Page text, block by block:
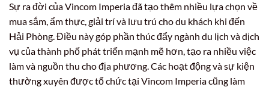
Sự ra đời của Vincom Imperia đã tạo thêm nhiều lựa chọn về
mua sắm, ẩm thực, giải trí và lưu trú cho du khách khi đến
Hải Phòng. Điều này góp phần thúc đẩy ngành du lịch và dịch
vụ của thành phố phát triển mạnh mẽ hơn, tạo ra nhiều việc
làm và nguồn thu cho địa phương. Các hoạt động và sự kiện
thường xuyên được tổ chức tại Vincom Imperia cũng làm